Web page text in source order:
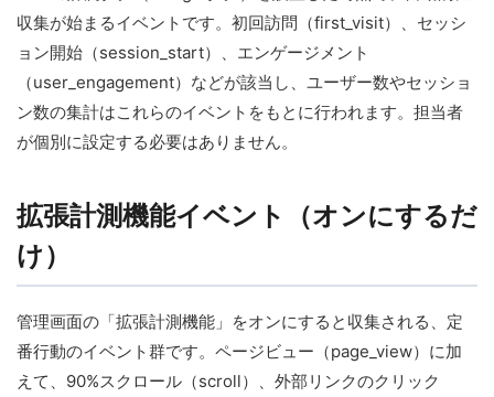
収集が始まるイベントです。初回訪問（first_visit）、セッシ
ョン開始（session_start）、エンゲージメント
（user_engagement）などが該当し、ユーザー数やセッショ
ン数の集計はこれらのイベントをもとに行われます。担当者
が個別に設定する必要はありません。
拡張計測機能イベント（オンにするだ
け）
管理画面の「拡張計測機能」をオンにすると収集される、定
番行動のイベント群です。ページビュー（page_view）に加
えて、90%スクロール（scroll）、外部リンクのクリック